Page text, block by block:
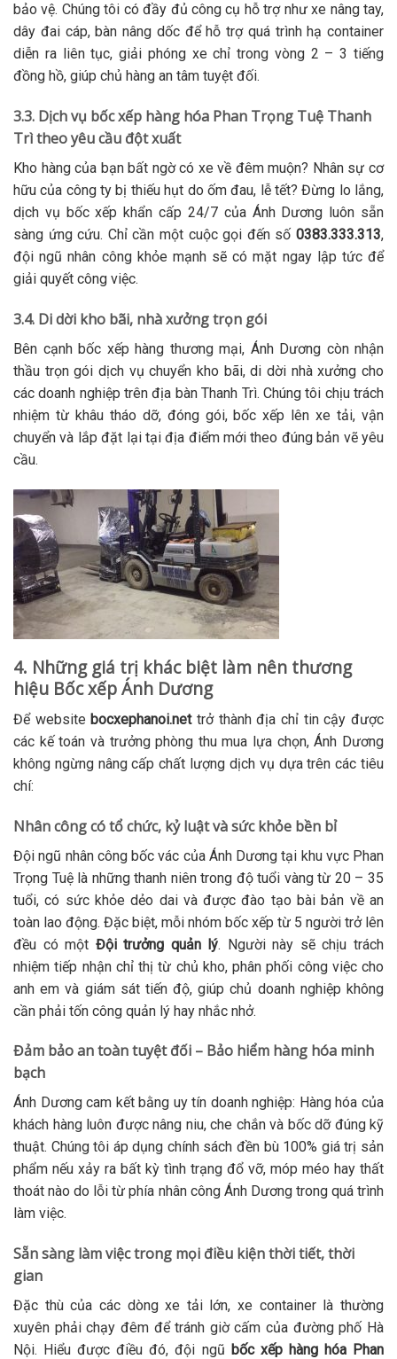
bảo vệ. Chúng tôi có đầy đủ công cụ hỗ trợ như xe nâng tay,
dây đai cáp, bàn nâng dốc để hỗ trợ quá trình hạ container
diễn ra liên tục, giải phóng xe chỉ trong vòng 2 – 3 tiếng
đồng hồ, giúp chủ hàng an tâm tuyệt đối.
3.3. Dịch vụ bốc xếp hàng hóa Phan Trọng Tuệ Thanh
Trì theo yêu cầu đột xuất
Kho hàng của bạn bất ngờ có xe về đêm muộn? Nhân sự cơ
hữu của công ty bị thiếu hụt do ốm đau, lễ tết? Đừng lo lắng,
dịch vụ bốc xếp khẩn cấp 24/7 của Ánh Dương luôn sẵn
sàng ứng cứu. Chỉ cần một cuộc gọi đến số 0383.333.313,
đội ngũ nhân công khỏe mạnh sẽ có mặt ngay lập tức để
giải quyết công việc.
3.4. Di dời kho bãi, nhà xưởng trọn gói
Bên cạnh bốc xếp hàng thương mại, Ánh Dương còn nhận
thầu trọn gói dịch vụ chuyển kho bãi, di dời nhà xưởng cho
các doanh nghiệp trên địa bàn Thanh Trì. Chúng tôi chịu trách
nhiệm từ khâu tháo dỡ, đóng gói, bốc xếp lên xe tải, vận
chuyển và lắp đặt lại tại địa điểm mới theo đúng bản vẽ yêu
cầu.
4. Những giá trị khác biệt làm nên thương
hiệu Bốc xếp Ánh Dương
Để website bocxephanoi.nettrở thành địa chỉ tin cậy được
các kế toán và trưởng phòng thu mua lựa chọn, Ánh Dương
không ngừng nâng cấp chất lượng dịch vụ dựa trên các tiêu
chí:
Nhân công có tổ chức, kỷ luật và sức khỏe bền bỉ
Đội ngũ nhân công bốc vác của Ánh Dương tại khu vực Phan
Trọng Tuệ là những thanh niên trong độ tuổi vàng từ 20 – 35
tuổi, có sức khỏe dẻo dai và được đào tạo bài bản về an
toàn lao động. Đặc biệt, mỗi nhóm bốc xếp từ 5 người trở lên
đều có một Đội trưởng quản lý. Người này sẽ chịu trách
nhiệm tiếp nhận chỉ thị từ chủ kho, phân phối công việc cho
anh em và giám sát tiến độ, giúp chủ doanh nghiệp không
cần phải tốn công quản lý hay nhắc nhở.
Đảm bảo an toàn tuyệt đối – Bảo hiểm hàng hóa minh
bạch
Ánh Dương cam kết bằng uy tín doanh nghiệp: Hàng hóa của
khách hàng luôn được nâng niu, che chắn và bốc dỡ đúng kỹ
thuật. Chúng tôi áp dụng chính sách đền bù 100% giá trị sản
phẩm nếu xảy ra bất kỳ tình trạng đổ vỡ, móp méo hay thất
thoát nào do lỗi từ phía nhân công Ánh Dương trong quá trình
làm việc.
Sẵn sàng làm việc trong mọi điều kiện thời tiết, thời
gian
Đặc thù của các dòng xe tải lớn, xe container là thường
xuyên phải chạy đêm để tránh giờ cấm của đường phố Hà
Nội. Hiểu được điều đó, đội ngũ bốc xếp hàng hóa Phan